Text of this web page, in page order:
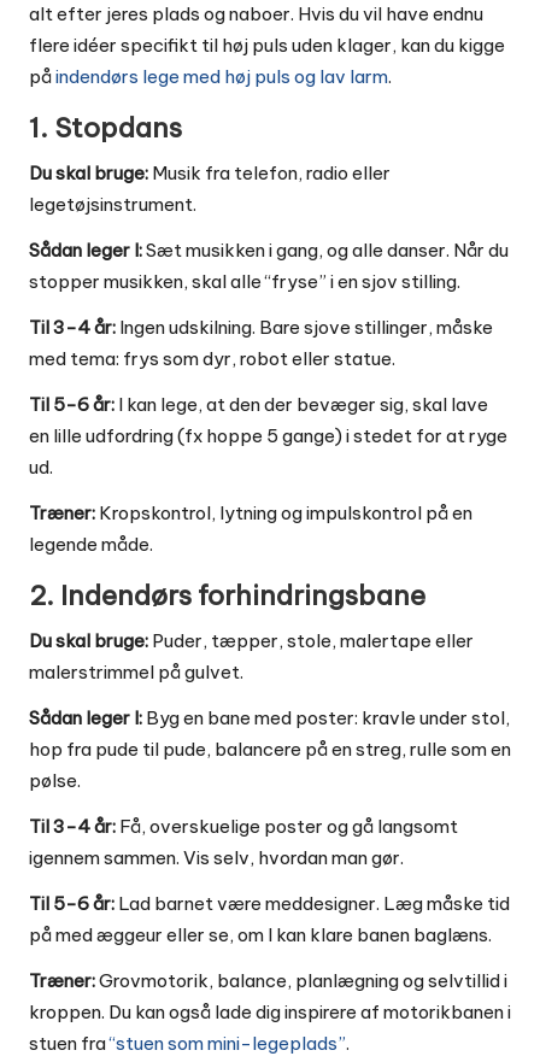
alt efter jeres plads og naboer. Hvis du vil have endnu
flere idéer specifikt til høj puls uden klager, kan du kigge
påindendørs lege med høj puls og lav larm.
1. Stopdans
Du skal bruge: Musik fra telefon, radio eller
legetøjsinstrument.
Sådan leger I:Sæt musikken i gang, og alle danser. Når du
stopper musikken, skal alle “fryse” i en sjov stilling.
Til 3-4 år: Ingen udskilning. Bare sjove stillinger, måske
med tema: frys som dyr, robot eller statue.
Til 5-6 år: I kan lege, at den der bevæger sig, skal lave
en lille udfordring (fx hoppe 5 gange) i stedet for at ryge
ud.
Træner: Kropskontrol, lytning og impulskontrol på en
legende måde.
2. Indendørs forhindringsbane
Du skal bruge: Puder, tæpper, stole, malertape eller
malerstrimmel på gulvet.
Sådan leger I: Byg en bane med poster: kravle under stol,
hop fra pude til pude, balancere på en streg, rulle som en
pølse.
Til 3-4 år: Få, overskuelige poster og gå langsomt
igennem sammen. Vis selv, hvordan man gør.
Til 5-6 år: Lad barnet være meddesigner. Læg måske tid
på med æggeur eller se, om I kan klare banen baglæns.
Træner:Grovmotorik, balance, planlægning og selvtillid i
kroppen. Du kan også lade dig inspirere af motorikbanen i
stuen fra“stuen som mini-legeplads”.